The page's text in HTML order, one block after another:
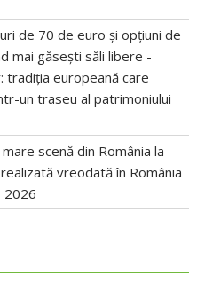
de 70 de euro și opțiuni de
mai găsești săli libere -
tradiția europeană care
un traseu al patrimoniului
scenă din România la
vreodată în România
2026